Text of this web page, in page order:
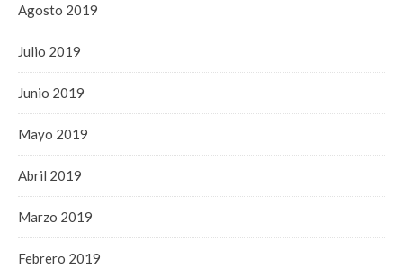
Agosto 2019
Julio 2019
Junio 2019
Mayo 2019
Abril 2019
Marzo 2019
Febrero 2019